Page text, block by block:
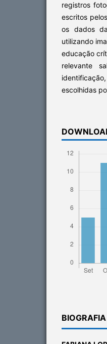
registros
escritos
os dados
utilizando
educação
relevante
escolhidas